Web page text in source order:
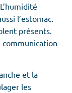
l’estomac.
présents.
communication
et la
les